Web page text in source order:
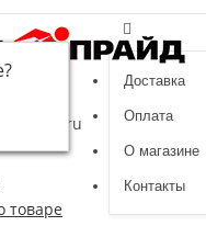
Доставка
Оплата
О магазине
Контакты
?
39
товаре